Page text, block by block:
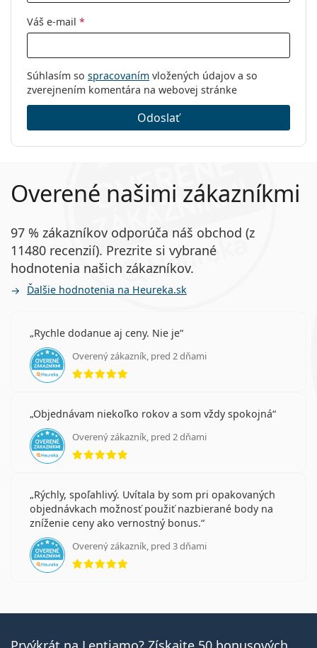
Váš e-mail *
Súhlasím so spracovaním vložených údajov a so
zverejnením komentára na webovej stránke
Odoslať
Overené našimi zákazníkmi
97 % zákazníkov odporúča náš obchod (z
11480 recenzií). Prezrite si vybrané
hodnotenia našich zákazníkov.
Ďalšie hodnotenia na Heureka.sk
Rychle dodanue aj ceny. Nie je
Overený zákazník, pred 2 dňami
hodnotenie 5 z 5
Objednávam niekoľko rokov a som vždy spokojná
Overený zákazník, pred 2 dňami
hodnotenie 5 z 5
Rýchly, spoľahlivý. Uvítala by som pri opakovaných
objednávkach možnosť použiť nazbierané body na
zníženie ceny ako vernostný bonus.
Overený zákazník, pred 3 dňami
hodnotenie 5 z 5